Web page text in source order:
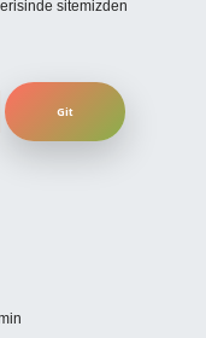
sitemizden